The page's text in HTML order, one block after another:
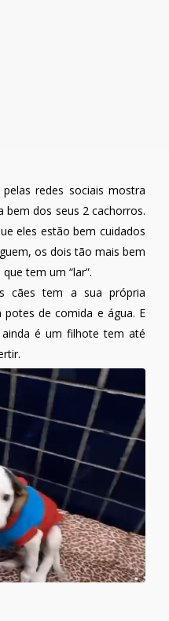
redes sociais mostra
dos seus 2 cachorros.
eles estão bem cuidados
os dois tão mais bem
tem um “lar”.
cães tem a sua própria
de comida e água. E
é um filhote tem até